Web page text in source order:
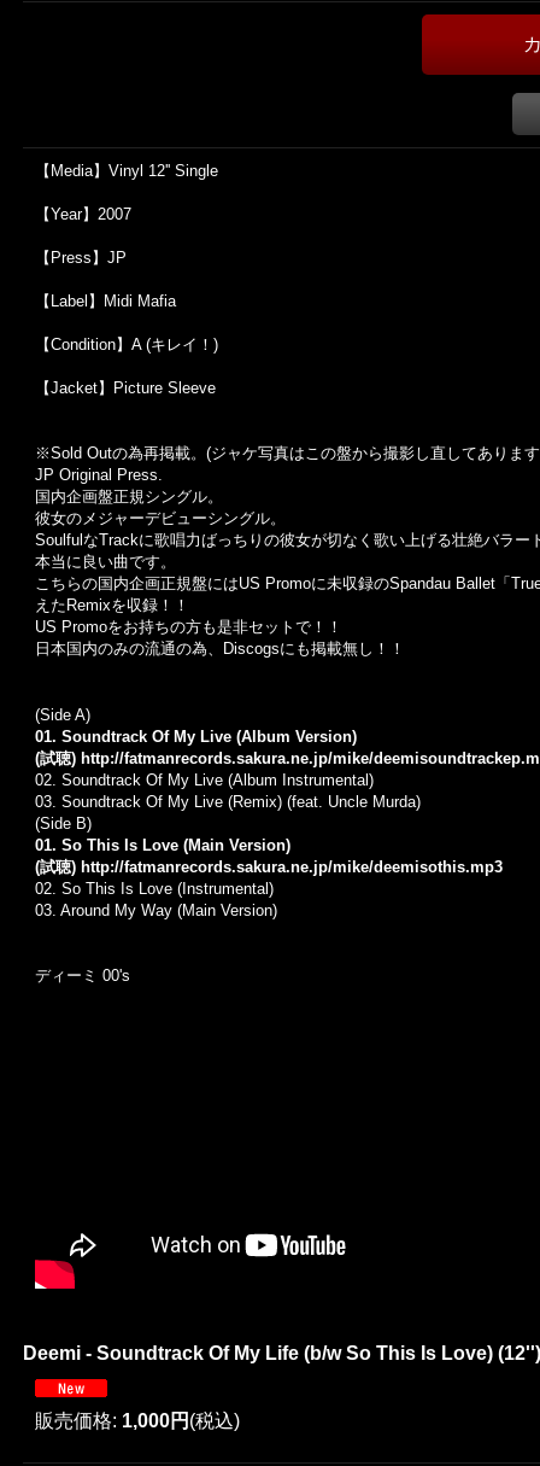
【Media】Vinyl 12'' Single
【Year】2007
【Press】JP
【Label】Midi Mafia
【Condition】A (キレイ！)
【Jacket】Picture Sleeve
※Sold Outの為再掲載。 (ジャケ写真はこの盤から撮影し直してありま
JP Original Press.
国内企画盤正規シングル。
彼女のメジャーデビューシングル。
SoulfulなTrackに歌唱力ばっちりの彼女が切なく歌い上げる壮絶バラー
本当に良い曲です。
こちらの国内企画正規盤にはUS Promoに未収録のSpandau Ballet「
えたRemixを収録！！
US Promoをお持ちの方も是非セットで！！
日本国内のみの流通の為、Discogsにも掲載無し！！
(Side A)
01. Soundtrack Of My Live (Album Version)
(試聴) http://fatmanrecords.sakura.ne.jp/mike/
02. Soundtrack Of My Live (Album Instrumental)
03. Soundtrack Of My Live (Remix) (feat. Uncle Murda)
(Side B)
01. So This Is Love (Main Version)
(試聴) http://fatmanrecords.sakura.ne.jp/mike/deemisothis.mp3
02. So This Is Love (Instrumental)
03. Around My Way (Main Version)
ディーミ 00's
Deemi - Soundtrack Of My Life (b/w So This Is Love)
販売価格: 1,000円 (税込)